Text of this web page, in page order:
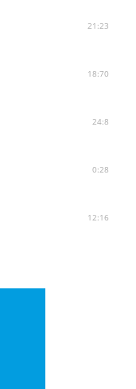
21:23
18:70
24:8
0:28
12:16